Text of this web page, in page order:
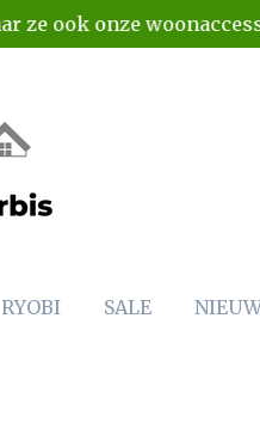
ze ook onze
RYOBI SALE